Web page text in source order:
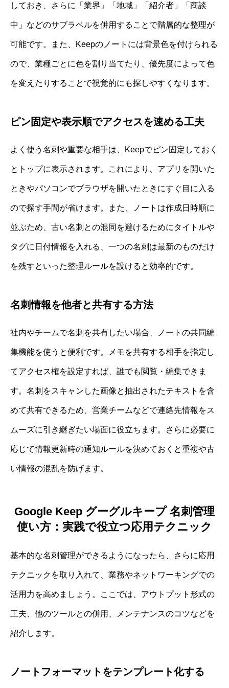
しておき、さらに「業界」「地域」「紹介者」「商談
中」などのサブラベルを併用することで階層的な整理が
可能です。また、Keepのノートには背景色を付けられる
ので、業種ごとに色を割り当てたり、優先度によって色
を変えたりすることで視覚的にも探しやすくなります。
ピン固定や表示順でアクセスを速める工夫
よく使う名刺や重要な相手は、Keepでピン固定しておく
とトップに表示されます。これにより、アプリを開いた
ときやパソコンでブラウザを開いたときにすぐ目に入る
ので探す手間が省けます。また、ノートは作成日時順に
並ぶため、古い名刺との混同を避けるためにタイトルや
タグに日付情報を入れる、一つの名刺は最新のものだけ
を残すといった整理ルールを設けると効率的です。
名刺情報を他者と共有する方法
社内やチームで名刺を共有したい場合、ノートの共同編
集機能を使うと便利です。メモを共有する相手を指定し
てアクセス権を設定すれば、誰でも閲覧・編集できま
す。名刺をスキャンした画像と抽出されたテキストを含
めて共有できるため、営業チームなどで連絡先情報をス
ムーズに引き継ぎたい場面に役立ちます。さらに必要に
応じて情報更新時の通知ルールを決めておくと重複や古
い情報の混乱を防げます。
Google Keep グーグルキープ 名刺管理
使い方：実践で役立つ応用テクニック
基本的な名刺管理ができるようになったら、さらに応用
テクニックを取り入れて、業務やネットワーキングでの
活用力を高めましょう。ここでは、アウトプット形式の
工夫、他のツールとの併用、メンテナンスのコツなどを
紹介します。
ノートフォーマットをテンプレート化する